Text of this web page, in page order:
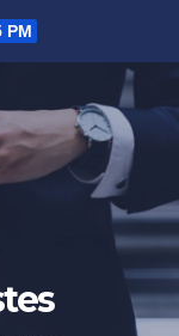
PM